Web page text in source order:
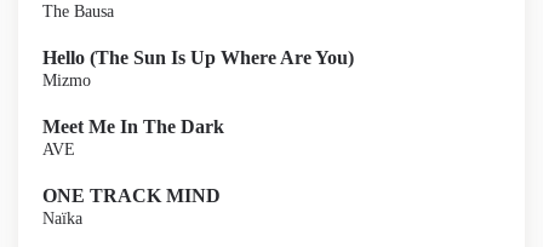
The Bausa
Hello (The Sun Is Up Where Are You)
Mizmo
Meet Me In The Dark
AVE
ONE TRACK MIND
Naïka